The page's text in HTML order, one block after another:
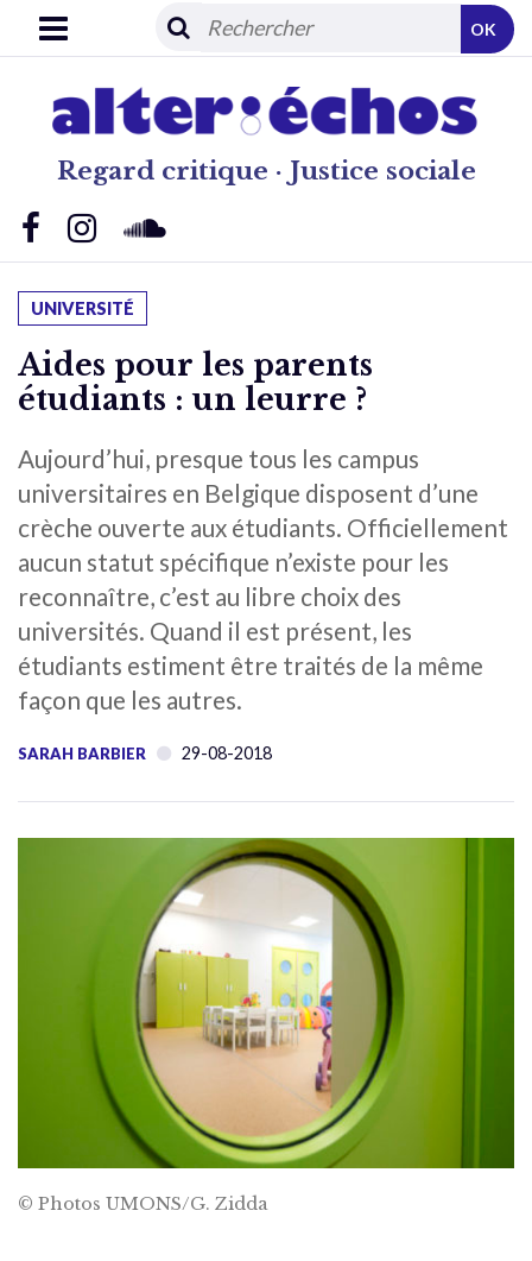
Regard critique · Justice sociale
OK
UNIVERSITÉ
Aides pour les parents
étudiants : un leurre ?
Aujourd’hui, presque tous les campus
universitaires en Belgique disposent d’une
crèche ouverte aux étudiants. Officiellement
aucun statut spécifique n’existe pour les
reconnaître, c’est au libre choix des
universités. Quand il est présent, les
étudiants estiment être traités de la même
façon que les autres.
SARAH BARBIER 29-08-2018
© Photos UMONS/G. Zidda